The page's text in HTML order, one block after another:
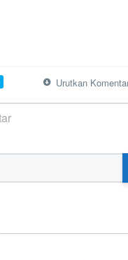
Urutkan